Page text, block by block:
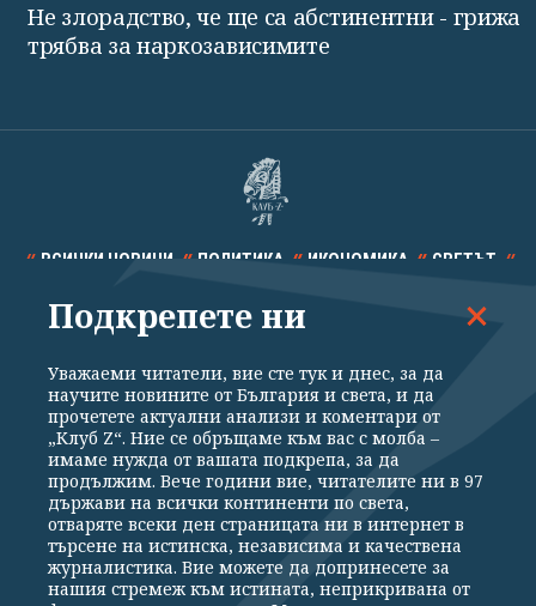
Не злорадство, че ще са абстинентни - грижа
трябва за наркозависимите
ВСИЧКИ НОВИНИ ПОЛИТИКА ИКОНОМИКА СВЕТЪТ
СПОРТ КУЛТУРА ТЕХНОЛОГИИ КАЛЕЙДОСКОП
Общи условия
Политика за поверителност
Реклама
Партньори Контакти
За Клуб Z
Екип
Подкрепете ни
Подкрепете ни
Уважаеми читатели, вие сте тук и днес, за да
научите новините от България и света, и да
прочетете актуални анализи и коментари от
„Клуб Z“. Ние се обръщаме към вас с молба –
имаме нужда от вашата подкрепа, за да
продължим. Вече години вие, читателите ни в 97
държави на всички континенти по света,
отваряте всеки ден страницата ни в интернет в
търсене на истинска, независима и качествена
журналистика. Вие можете да допринесете за
нашия стремеж към истината, неприкривана от